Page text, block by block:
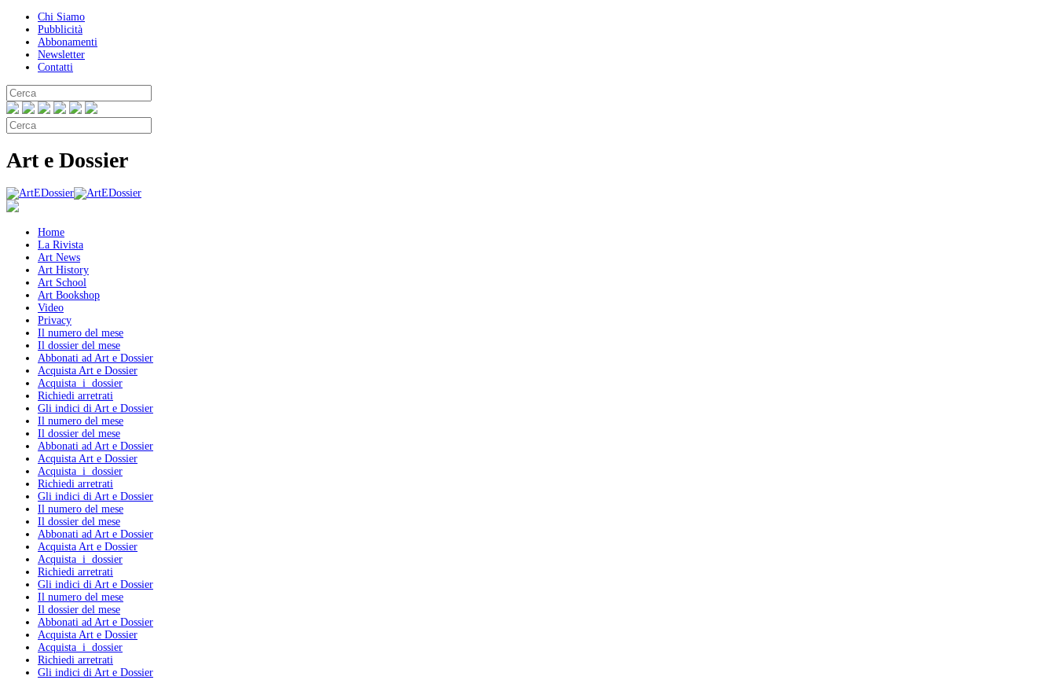
Chi Siamo
Pubblicità
Abbonamenti
Newsletter
Contatti
Art e Dossier
Home
La Rivista
Art News
Art History
Art School
Art Bookshop
Video
Privacy
Il numero del mese
Il dossier del mese
Abbonati ad Art e Dossier
Acquista Art e Dossier
Acquista i dossier
Richiedi arretrati
Gli indici di Art e Dossier
Il numero del mese
Il dossier del mese
Abbonati ad Art e Dossier
Acquista Art e Dossier
Acquista i dossier
Richiedi arretrati
Gli indici di Art e Dossier
Il numero del mese
Il dossier del mese
Abbonati ad Art e Dossier
Acquista Art e Dossier
Acquista i dossier
Richiedi arretrati
Gli indici di Art e Dossier
Il numero del mese
Il dossier del mese
Abbonati ad Art e Dossier
Acquista Art e Dossier
Acquista i dossier
Richiedi arretrati
Gli indici di Art e Dossier